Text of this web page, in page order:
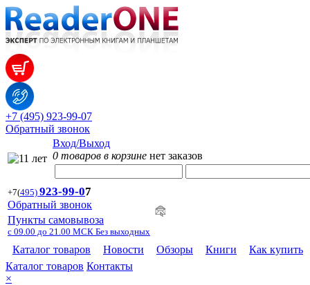
+7 (495) 923-99-07
Обратный звонок
Вход/Выход
0 товаров в корзине нет заказов
+7(495) 923-99-07
Обратный звонок
Пункты самовывоза
с 09.00 до 21.00 МСК Без выходных
Каталог товаров Новости Обзоры Книги Как купить
Каталог товаров Контакты
×